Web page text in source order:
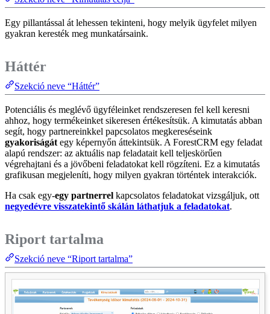
Egy pillantással át lehessen tekinteni, hogy melyik ügyfelet milyen
gyakran keresték meg munkatársaink.
Háttér
Szekció neve “Háttér”
Potenciális és meglévő ügyféleinket rendszeresen fel kell keresni
ahhoz, hogy termékeinket sikeresen értékesítsük. A kimutatás abban
segít, hogy partnereinkkel papcsolatos megkereséseink
gyakoriságát egy képernyőn áttekintsük. A ForestCRM egy feladat
alapú rendszer: az aktuális nap feladatait kell teljeskörűen
végrehajtani és a jövőbeni feladatokat kell rögzíteni. Ez a kimutatás
grafikusan megjeleníti, hogy milyen gyakran történtek interakciók.
Ha csak egy-egy partnerrel kapcsolatos feladatokat vizsgáljuk, ott
negyedévre visszatekintő skálán láthatjuk a feladatokat.
Riport tartalma
Szekció neve “Riport tartalma”